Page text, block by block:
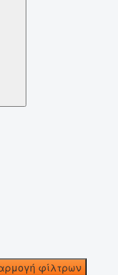
φίλτρων